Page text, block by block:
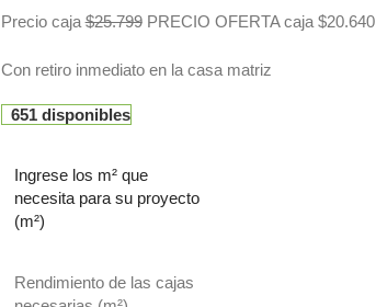
Precio caja$25.799PRECIO OFERTA caja $20.640
Con retiro inmediato en la casa matriz
651 disponibles
Ingrese los m² que
necesita para su proyecto
(m²)
Rendimiento de las cajas